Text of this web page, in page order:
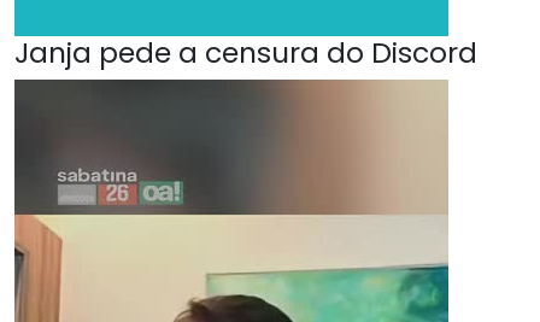
Janja pede a censura do Discord